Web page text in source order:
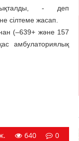
- деп
сілтеме жасап.
(–639+ және 157
амбулаториялық
640 0